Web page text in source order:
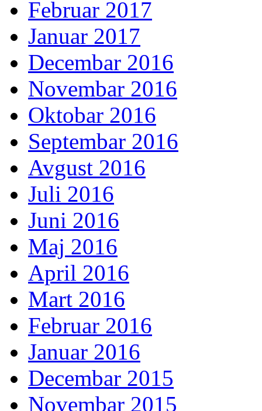
Februar 2017
Januar 2017
Decembar 2016
Novembar 2016
Oktobar 2016
Septembar 2016
Avgust 2016
Juli 2016
Juni 2016
Maj 2016
April 2016
Mart 2016
Februar 2016
Januar 2016
Decembar 2015
Novembar 2015